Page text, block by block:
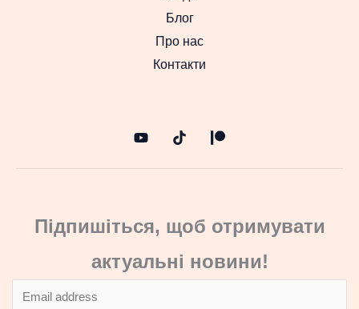
Блог
Про нас
Контакти
Підпишіться, щоб отримувати
актуальні новини!